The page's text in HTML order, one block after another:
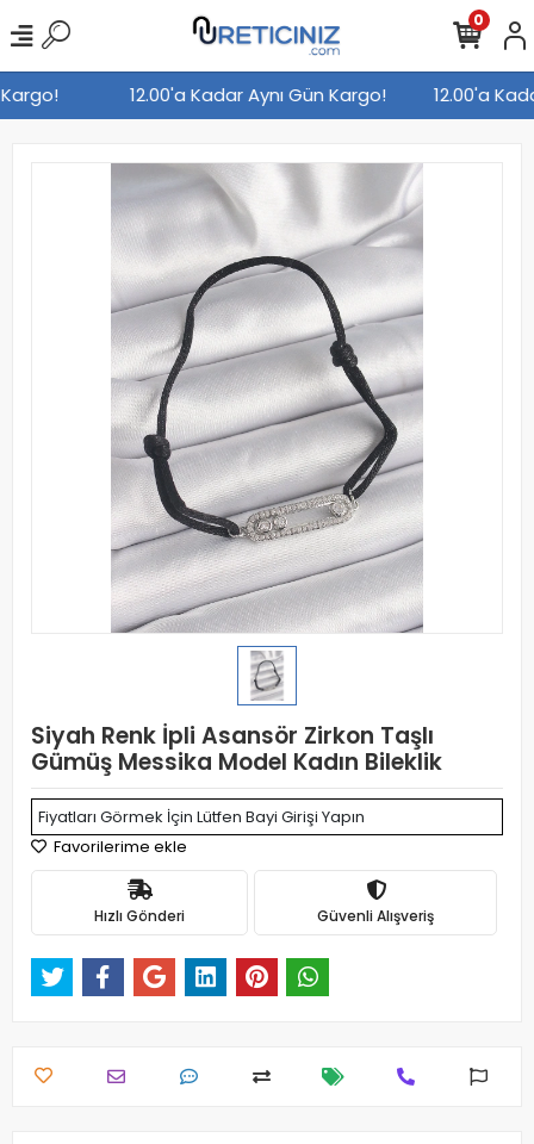
12.00'a Kadar Aynı Gün Kargo! 12.00'a
0
Siyah Renk İpli Asansör Zirkon Taşlı
Gümüş Messika Model Kadın Bileklik
Fiyatları Görmek İçin Lütfen Bayi Girişi Yapın
Favorilerime ekle
Hızlı Gönderi Güvenli Alışveriş